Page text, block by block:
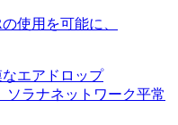
使用を可能に、
なエアドロップ
ソラナネットワーク平常